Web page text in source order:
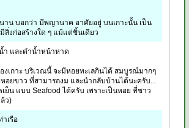
าน บอกว่า มีพญานาค อาศัยอยู่ บนเกาะนั้น เป็น
งก่อสร้างใด ๆ แม้แต่ชิ้นเดียว
ำ และดำน้ำหน้าหาด
เกาะ บริเวณนี้ จะมีหอยทะเลกินได้ สมบูรณ์มากๆ
อยขาว ที่สามารถงม และนำกลับบ้านได้นะครับ...
ย็น แบบ Seafood ได้ครับ เพราะเป็นหอย ที่ชาว
ว)
าเรือ